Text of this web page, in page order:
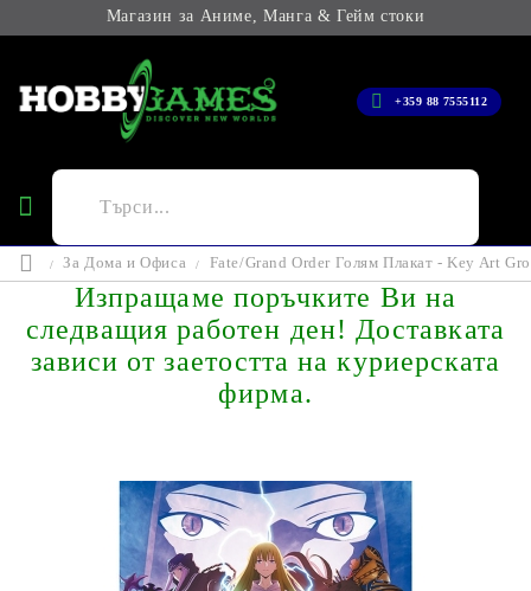
Магазин за Аниме, Манга & Гейм стоки
+359 88 7555112
За Дома и Офиса Fate/Grand Order Голям Плакат - Key Art
Изпращаме поръчките Ви на
следващия работен ден! Доставката
зависи от заетостта на куриерската
фирма.